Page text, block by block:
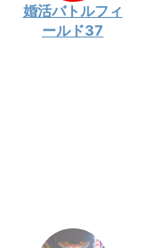
婚活バトルフィ
ールド37